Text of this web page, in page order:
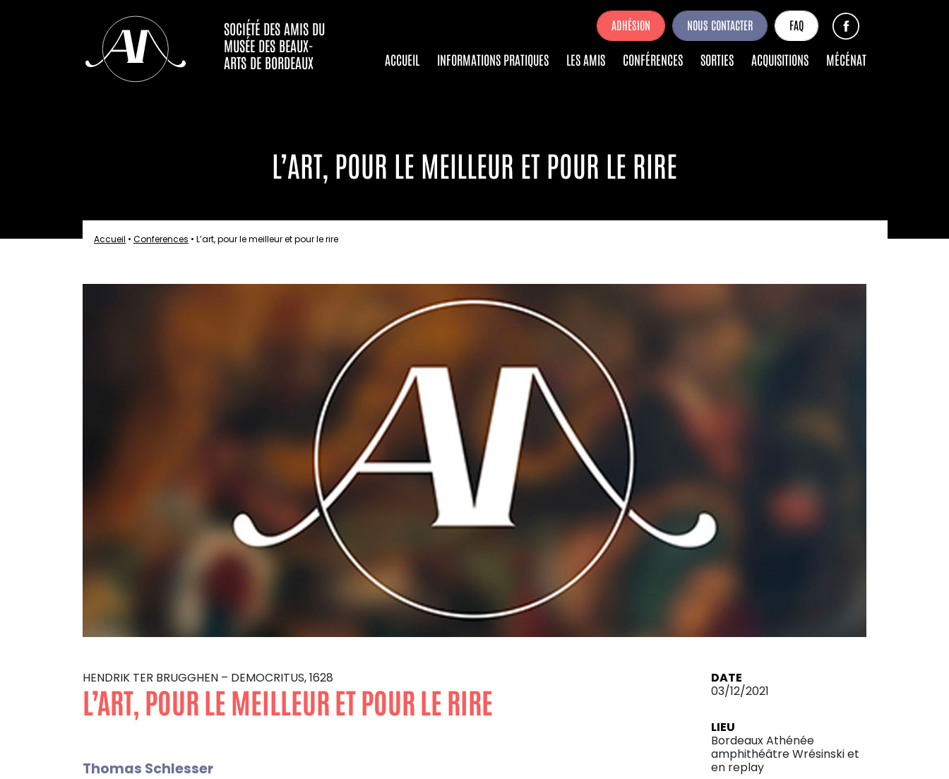
SOCIÉTÉ DES AMIS DU
MUSÉE DES BEAUX-
ARTS DE BORDEAUX
ADHÉSION NOUS CONTACTER FAQ
ACCUEIL INFORMATIONS PRATIQUES LES AMIS CONFÉRENCES SORTIES ACQUISITIONS MÉCÉNAT
L’ART, POUR LE MEILLEUR ET POUR LE RIRE
Accueil • Conferences • L’art, pour le meilleur et pour le rire
HENDRIK TER BRUGGHEN – DEMOCRITUS, 1628
L’ART, POUR LE MEILLEUR ET POUR LE RIRE
Thomas Schlesser
DATE
03/12/2021
LIEU
Bordeaux Athénée
amphithéâtre Wrésinski et
en replay